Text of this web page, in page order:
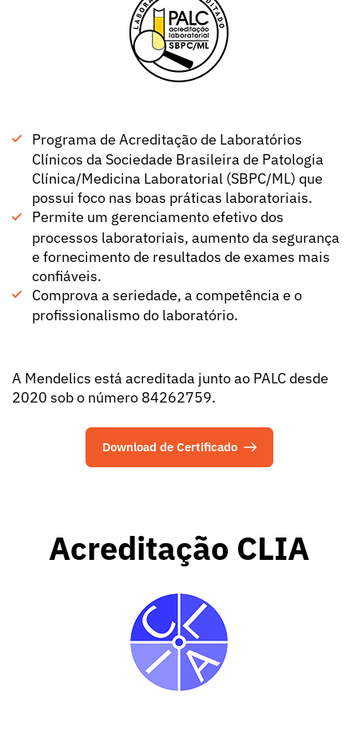
Programa de Acreditação de Laboratórios
Clínicos da Sociedade Brasileira de Patologia
Clínica/Medicina Laboratorial (SBPC/ML) que
possui foco nas boas práticas laboratoriais.
Permite um gerenciamento efetivo dos
processos laboratoriais, aumento da segurança
e fornecimento de resultados de exames mais
confiáveis.
Comprova a seriedade, a competência e o
profissionalismo do laboratório.
A Mendelics está acreditada junto ao PALC desde
2020 sob o número 84262759.
Download de Certificado
Acreditação CLIA